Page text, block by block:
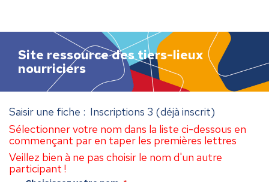
r
h
e
r
Site ressource des tiers-lieux
nourriciers
Saisir une fiche : Inscriptions 3 (déjà inscrit)
Sélectionner votre nom dans la liste ci-dessous en
commençant par en taper les premières lettres
Veillez bien à ne pas choisir le nom d'un autre
participant !